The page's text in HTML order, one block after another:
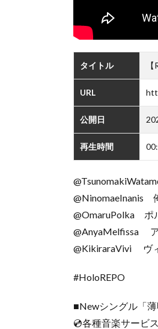
タイトル
URL
公開日
再生時間
@NinomaeInanis
@OmaruPolka ポ
@AnyaMelfissa
@KikiraraVivi ヴ
#HoloREPO
■Newシングル「
💿各種音楽サービ